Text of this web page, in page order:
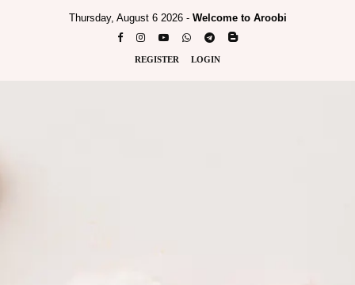
Thursday, August 6 2026 - Welcome to Aroobi
REGISTER LOGIN